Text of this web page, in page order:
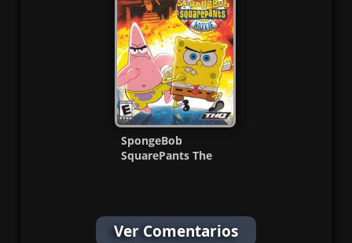
SpongeBob
SquarePants The
Ver Comentarios